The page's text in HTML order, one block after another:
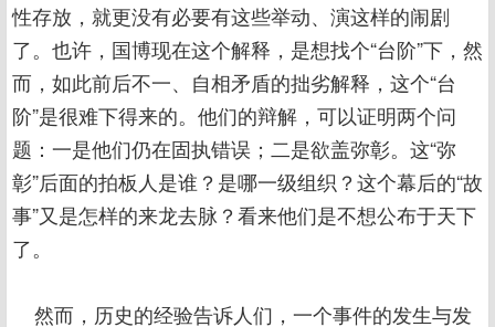
性存放，就更没有必要有这些举动、演这样的闹剧
了。也许，国博现在这个解释，是想找个“台阶”下，然
而，如此前后不一、自相矛盾的拙劣解释，这个“台
阶”是很难下得来的。他们的辩解，可以证明两个问
题：一是他们仍在固执错误；二是欲盖弥彰。这“弥
彰”后面的拍板人是谁？是哪一级组织？这个幕后的“故
事”又是怎样的来龙去脉？看来他们是不想公布于天下
了。
然而，历史的经验告诉人们，一个事件的发生与发